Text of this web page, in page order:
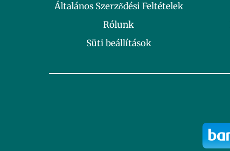
Általános Szerződési Feltételek
Rólunk
Süti beállítások